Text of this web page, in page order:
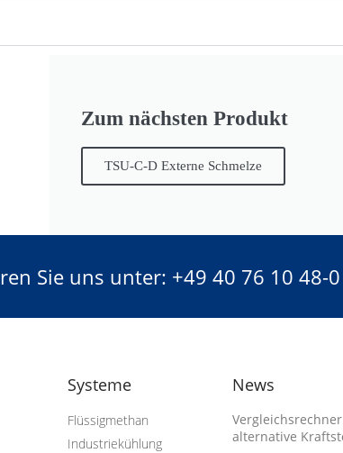
Zum nächsten Produkt
TSU-C-D Externe Schmelze
Sie uns unter: +49 40 76 10 48-
Systeme
Flüssigmethan
Industriekühlung
News
alternative